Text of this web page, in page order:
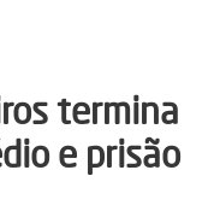
termina
e prisão